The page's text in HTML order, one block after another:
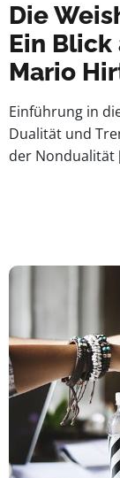
Die
Ein
Mario
Einführung in
Dualität und
der Nondualität